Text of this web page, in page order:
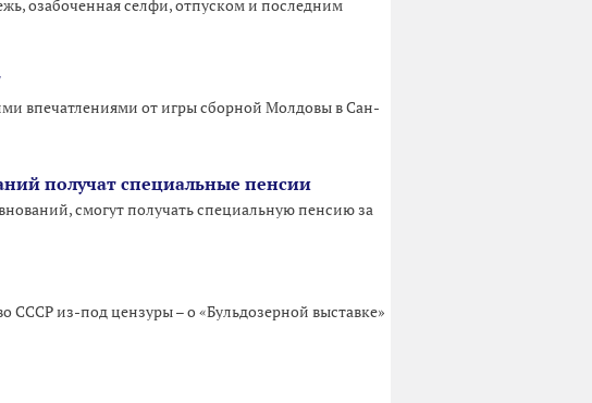
озабоченная селфи, отпуском и последним
впечатлениями от игры сборной Молдовы в Сан-
получат специальные пенсии
смогут получать специальную пенсию за
СССР из-под цензуры – о «Бульдозерной выставке»